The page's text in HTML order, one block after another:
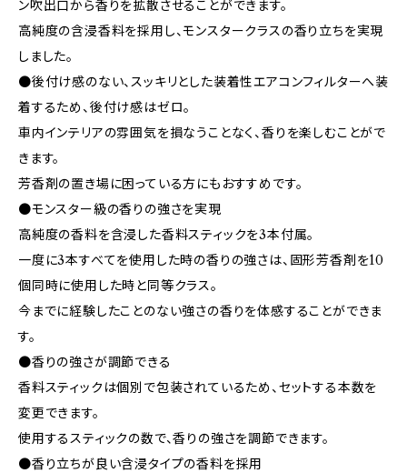
ン吹出口から香りを拡散させることができます。
高純度の含浸香料を採用し、モンスタークラスの香り立ちを実現
しました。
●後付け感のない、スッキリとした装着性エアコンフィルターへ装
着するため、後付け感はゼロ。
車内インテリアの雰囲気を損なうことなく、香りを楽しむことがで
きます。
芳香剤の置き場に困っている方にもおすすめです。
●モンスター級の香りの強さを実現
高純度の香料を含浸した香料スティックを3本付属。
一度に3本すべてを使用した時の香りの強さは、固形芳香剤を10
個同時に使用した時と同等クラス。
今までに経験したことのない強さの香りを体感することができま
す。
●香りの強さが調節できる
香料スティックは個別で包装されているため、セットする本数を
変更できます。
使用するスティックの数で、香りの強さを調節できます。
●香り立ちが良い含浸タイプの香料を採用